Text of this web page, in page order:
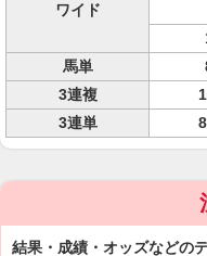
ワイド
馬単
3連複
3連単
結果・成績・オッズなどの